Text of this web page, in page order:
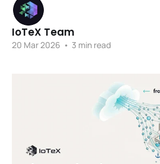
IoTeX Team
20 Mar 2026 • 3 min read